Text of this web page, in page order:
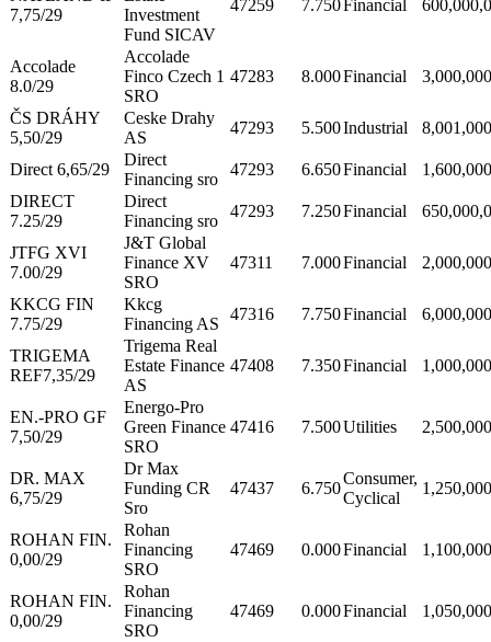
7,75/29
Investment
Fund SICAV
47259 7.750Financial
Accolade
8.0/29
Accolade
Finco Czech 1
SRO
47283 8.000Financial
ČS DRÁHY
5,50/29
Ceske Drahy
AS
47293 5.500Industrial
Direct 6,65/29
Direct
Financing sro
47293 6.650Financial
DIRECT
7.25/29
Direct
Financing sro
47293 7.250Financial
JTFG XVI
7.00/29
J&T Global
Finance XV
SRO
47311 7.000Financial
KKCG FIN
7.75/29
Kkcg
Financing AS
47316 7.750Financial
TRIGEMA
REF7,35/29
Trigema Real
Estate Finance
AS
47408 7.350Financial
EN.-PRO GF
7,50/29
Energo-Pro
Green Finance
SRO
47416 7.500Utilities
DR. MAX
6,75/29
Dr Max
Funding CR
Sro
47437 6.750
Consumer,
Cyclical
ROHAN FIN.
0,00/29
Rohan
Financing
SRO
47469 0.000Financial
ROHAN FIN.
0,00/29
Rohan
Financing
SRO
47469 0.000Financial